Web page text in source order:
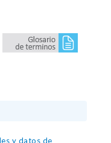
y datos de